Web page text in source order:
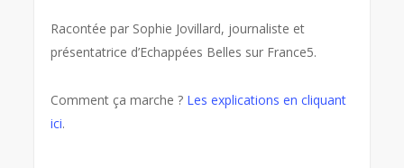
Racontée par Sophie Jovillard, journaliste et
présentatrice d’Echappées Belles sur France5.
Comment ça marche ? Les explications en cliquant
ici.